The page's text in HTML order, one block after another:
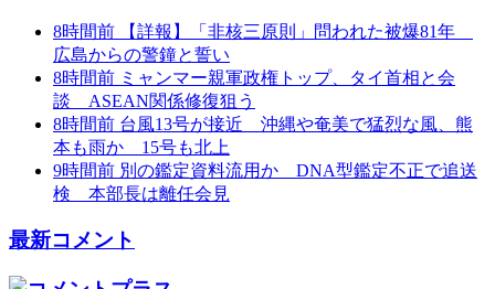
8時間前
【詳報】「非核三原則」問われた被爆81年
広島からの警鐘と誓い
8時間前 ミャンマー親軍政権トップ、タイ首相と会
談 ASEAN関係修復狙う
8時間前 台風13号が接近 沖縄や奄美で猛烈な風、熊
本も雨か 15号も北上
9時間前 別の鑑定資料流用か DNA型鑑定不正で追送
検 本部長は離任会見
最新コメント